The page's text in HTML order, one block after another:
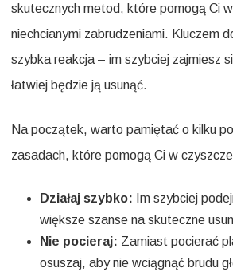
skutecznych metod, które pomogą Ci
niechcianymi zabrudzeniami. Kluczem
szybka reakcja – im szybciej zajmiesz
łatwiej będzie ją usunąć.
Na początek, warto pamiętać o kilku
zasadach, które pomogą Ci w
Działaj szybko: Im szybciej
większe szanse na skuteczne
Nie pocieraj: Zamiast pocierać
osuszaj, aby nie wciągnąć brudu